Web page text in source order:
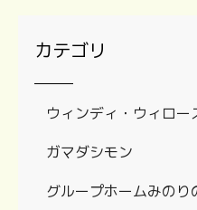
カテゴリ
ウィンディ・ウィロー
ガマダシモン
グループホームみの